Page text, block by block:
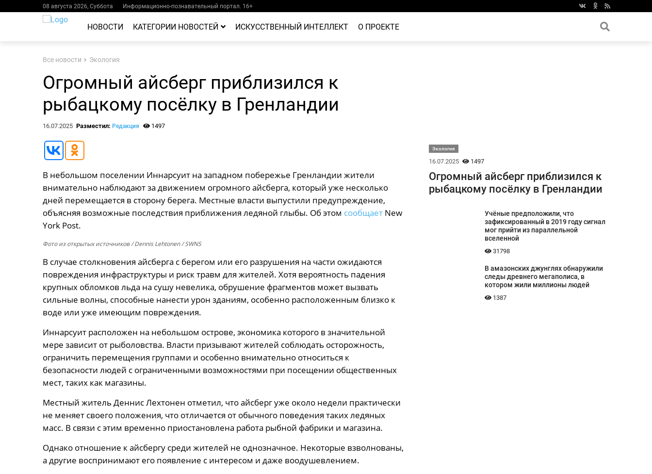
08 августа 2026, Суббота Информационно-познавательный портал. 16+
НОВОСТИ КАТЕГОРИИ НОВОСТЕЙ ИСКУССТВЕННЫЙ ИНТЕЛЛЕКТ О ПРОЕКТЕ
Все новости Экология
Огромный айсберг приблизился к
рыбацкому посёлку в Гренландии
16.07.2025 Разместил: Редакция 1497
В небольшом поселении Иннарсуит на западном побережье Гренландии жители
внимательно наблюдают за движением огромного айсберга, который уже несколько
дней перемещается в сторону берега. Местные власти выпустили предупреждение,
объясняя возможные последствия приближения ледяной глыбы. Об этом сообщаетNew
York Post.
Фото из открытых источников/ Dennis Lehtonen / SWNS
В случае столкновения айсберга с берегом или его разрушения на части ожидаются
повреждения инфраструктуры и риск травм для жителей. Хотя вероятность падения
крупных обломков льда на сушу невелика, обрушение фрагментов может вызвать
сильные волны, способные нанести урон зданиям, особенно расположенным близко к
воде или уже имеющим повреждения.
Иннарсуит расположен на небольшом острове, экономика которого в значительной
мере зависит от рыболовства. Власти призывают жителей соблюдать осторожность,
ограничить перемещения группами и особенно внимательно относиться к
безопасности людей с ограниченными возможностями при посещении общественных
мест, таких как магазины.
Местный житель Деннис Лехтонен отметил, что айсберг уже около недели практически
не меняет своего положения, что отличается от обычного поведения таких ледяных
масс. В связи с этим временно приостановлена работа рыбной фабрики и магазина.
Однако отношение к айсбергу среди жителей не однозначное. Некоторые взволнованы,
а другие воспринимают его появление с интересом и даже воодушевлением.
Экология
16.07.2025 1497
Огромный айсберг приблизился к
рыбацкому посёлку в Гренландии
Учёные предположили, что
зафиксированный в 2019 году сигнал
мог прийти из параллельной
вселенной
31798
В амазонских джунглях обнаружили
следы древнего мегаполиса, в
котором жили миллионы людей
1387